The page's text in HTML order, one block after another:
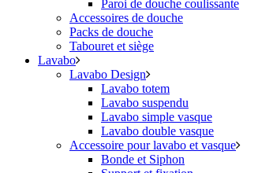
Paroi de douche coulissante
Accessoires de douche
Packs de douche
Tabouret et siège
Lavabo
Lavabo Design
Lavabo totem
Lavabo suspendu
Lavabo simple vasque
Lavabo double vasque
Accessoire pour lavabo et vasque
Bonde et Siphon